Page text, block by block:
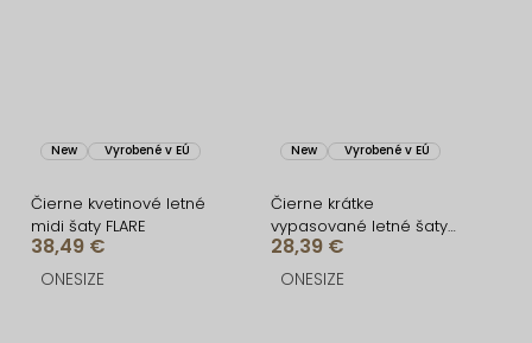
New Vyrobené v EÚ
Čierne kvetinové letné
midi šaty FLARE
38,49 €
ONESIZE
New Vyrobené v EÚ
Čierne krátke
vypasované letné šaty
BRINELLE
28,39 €
ONESIZE